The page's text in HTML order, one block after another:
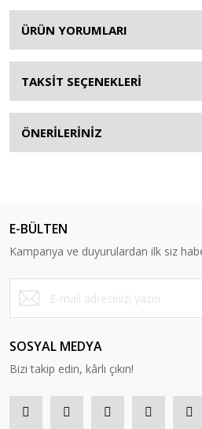
ÜRÜN YORUMLARI
TAKSİT SEÇENEKLERİ
ÖNERİLERİNİZ
E-BÜLTEN
Kampanya ve duyurulardan ilk siz
SOSYAL MEDYA
Bizi takip edin, kârlı çıkın!